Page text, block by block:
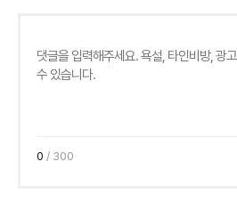
0 / 300